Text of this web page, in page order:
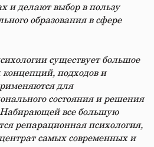
и делают выбор в пользу
образования в сфере
существует большое
концепций, подходов и
для
состояния и решения
все большую
репарационная психология,
самых современных и